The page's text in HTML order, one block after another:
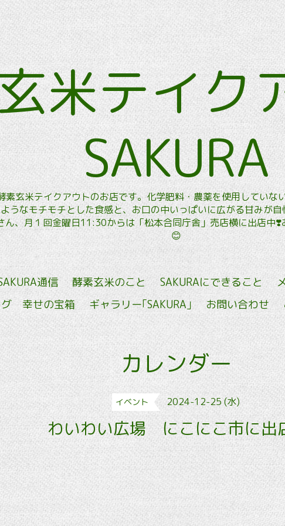
米テイ
SAKURA
素玄米テイクアウトのお店です。化学肥料・農薬を使用してい
うなモチモチとした食感と、お口の中いっぱいに広がる甘みが
ん、月１回金曜日11:30からは「松本合同庁舎」売店横に出店中
😊
通信 酵素玄米のこと SAKURAにできること
グ 幸せの宝箱
ギャラリー｢SAKURA｣ お問い合わせ
カレンダー
イベント 2024-12-25 (水)
わいわい広場 にこにこ市に出